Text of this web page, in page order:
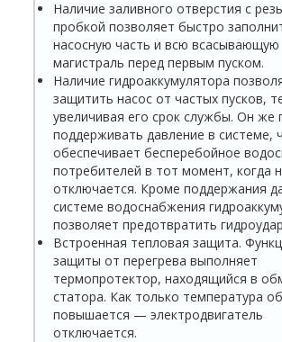
Наличие заливного отверстия с
пробкой позволяет быстро
насосную часть и всю всасывающую
магистраль перед первым пуском.
Наличие гидроаккумулятора
защитить насос от частых пусков,
увеличивая его срок службы. Он же
поддерживать давление в системе,
обеспечивает бесперебойное
потребителей в тот момент, когда
отключается. Кроме поддержания
системе водоснабжения
позволяет предотвратить
Встроенная тепловая защита.
защиты от перегрева выполняет
термопротектор, находящийся в
статора. Как только температура
повышается — электродвигатель
отключается.